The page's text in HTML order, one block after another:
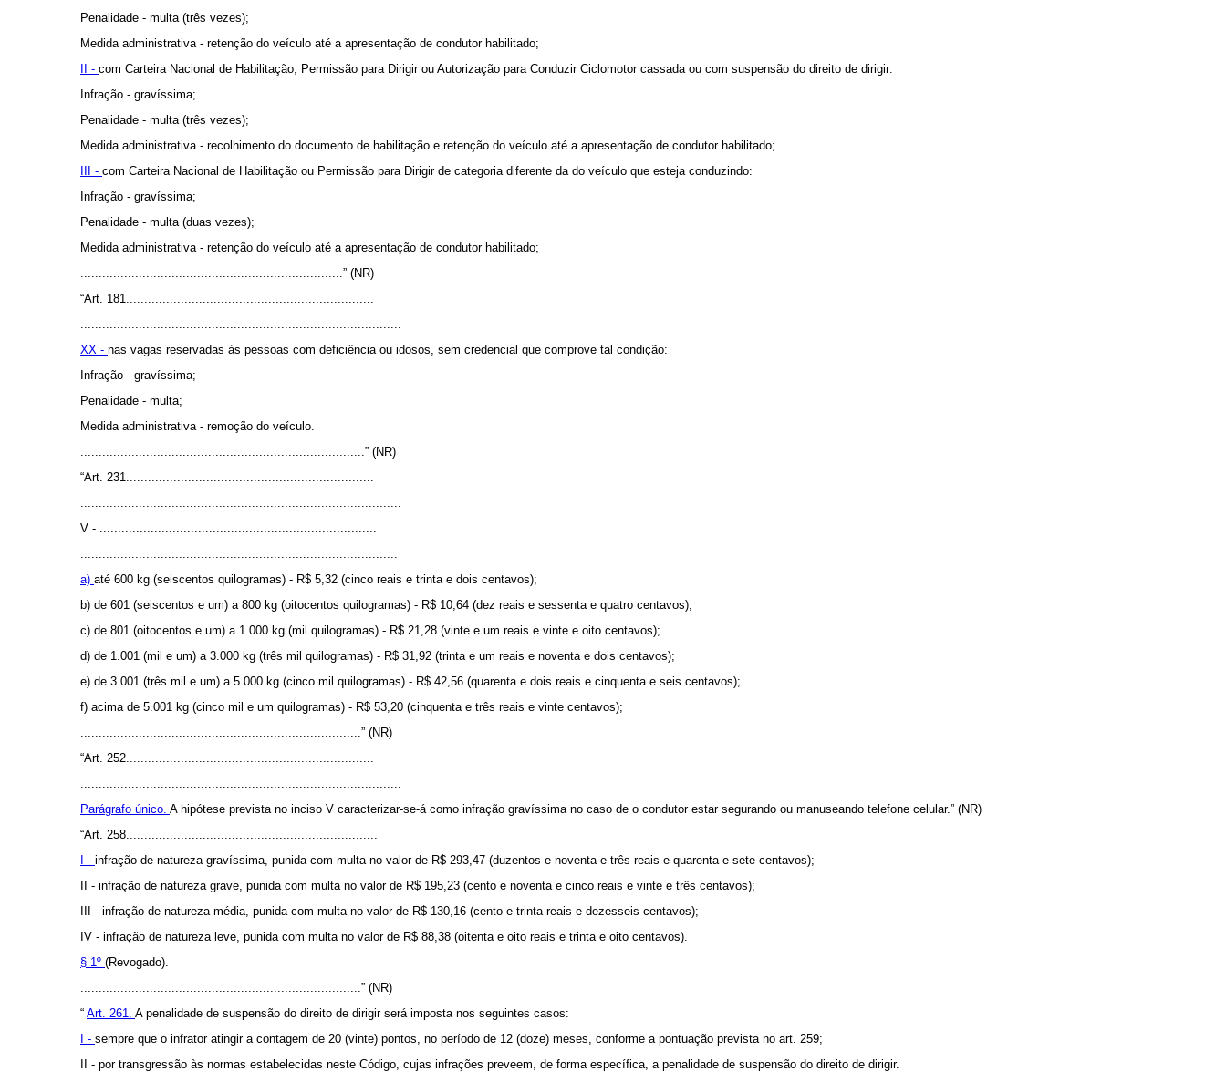
Penalidade - multa (três vezes);
Medida administrativa - retenção do veículo até a apresentação de condutor habilitado;
II - com Carteira Nacional de Habilitação, Permissão para Dirigir ou Autorização para Conduzir Ciclomotor cassada ou com suspensão do direito de dirigir:
Infração - gravíssima;
Penalidade - multa (três vezes);
Medida administrativa - recolhimento do documento de habilitação e retenção do veículo até a apresentação de condutor habilitado;
III - com Carteira Nacional de Habilitação ou Permissão para Dirigir de categoria diferente da do veículo que esteja conduzindo:
Infração - gravíssima;
Penalidade - multa (duas vezes);
Medida administrativa - retenção do veículo até a apresentação de condutor habilitado;
........................................................................” (NR)
“Art. 181....................................................................
........................................................................................
XX - nas vagas reservadas às pessoas com deficiência ou idosos, sem credencial que comprove tal condição:
Infração - gravíssima;
Penalidade - multa;
Medida administrativa - remoção do veículo.
..............................................................................” (NR)
“Art. 231....................................................................
........................................................................................
V - ............................................................................
.......................................................................................
a) até 600 kg (seiscentos quilogramas) - R$ 5,32 (cinco reais e trinta e dois centavos);
b) de 601 (seiscentos e um) a 800 kg (oitocentos quilogramas) - R$ 10,64 (dez reais e sessenta e quatro centavos);
c) de 801 (oitocentos e um) a 1.000 kg (mil quilogramas) - R$ 21,28 (vinte e um reais e vinte e oito centavos);
d) de 1.001 (mil e um) a 3.000 kg (três mil quilogramas) - R$ 31,92 (trinta e um reais e noventa e dois centavos);
e) de 3.001 (três mil e um) a 5.000 kg (cinco mil quilogramas) - R$ 42,56 (quarenta e dois reais e cinquenta e seis centavos);
f) acima de 5.001 kg (cinco mil e um quilogramas) - R$ 53,20 (cinquenta e três reais e vinte centavos);
.............................................................................” (NR)
“Art. 252....................................................................
........................................................................................
Parágrafo único. A hipótese prevista no inciso V caracterizar-se-á como infração gravíssima no caso de o condutor estar segurando ou manuseando telefone celular.” (NR)
“Art. 258.....................................................................
I - infração de natureza gravíssima, punida com multa no valor de R$ 293,47 (duzentos e noventa e três reais e quarenta e sete centavos);
II - infração de natureza grave, punida com multa no valor de R$ 195,23 (cento e noventa e cinco reais e vinte e três centavos);
III - infração de natureza média, punida com multa no valor de R$ 130,16 (cento e trinta reais e dezesseis centavos);
IV - infração de natureza leve, punida com multa no valor de R$ 88,38 (oitenta e oito reais e trinta e oito centavos).
§ 1º (Revogado).
.............................................................................” (NR)
“ Art. 261. A penalidade de suspensão do direito de dirigir será imposta nos seguintes casos:
I - sempre que o infrator atingir a contagem de 20 (vinte) pontos, no período de 12 (doze) meses, conforme a pontuação prevista no art. 259;
II - por transgressão às normas estabelecidas neste Código, cujas infrações preveem, de forma específica, a penalidade de suspensão do direito de dirigir.